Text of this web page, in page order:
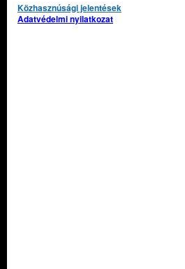
Közhasznúsági jelentések
Adatvédelmi nyilatkozat